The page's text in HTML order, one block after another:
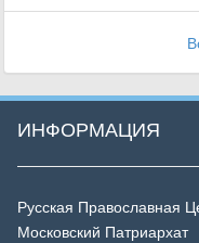
ИНФОРМАЦИЯ
Русская Православная
Московский Патриархат